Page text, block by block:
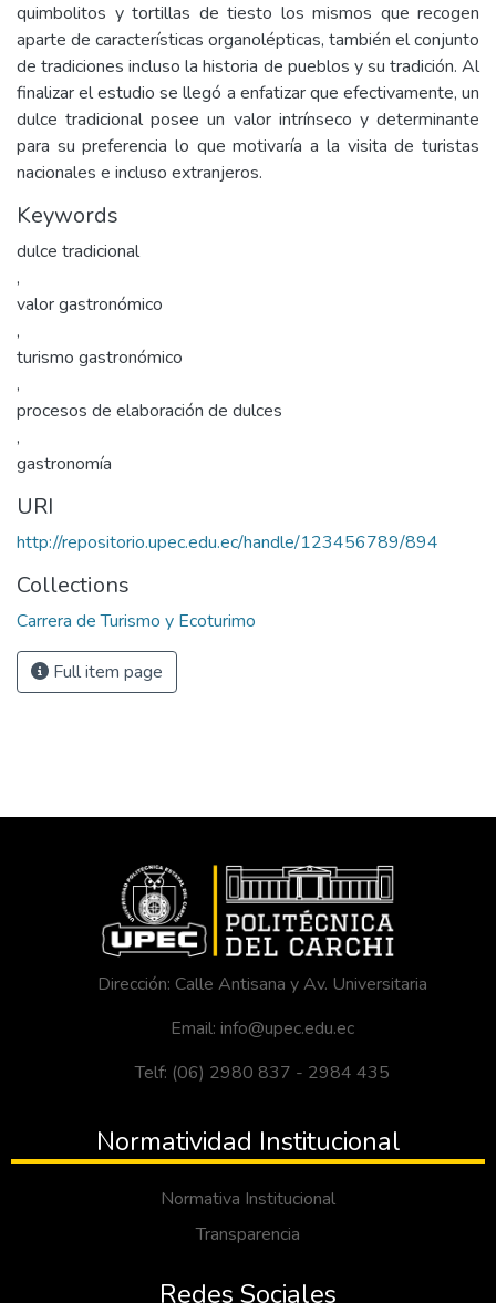
quimbolitos y tortillas de tiesto los mismos que recogen
aparte de características organolépticas, también el conjunto
de tradiciones incluso la historia de pueblos y su tradición. Al
finalizar el estudio se llegó a enfatizar que efectivamente, un
dulce tradicional posee un valor intrínseco y determinante
para su preferencia lo que motivaría a la visita de turistas
nacionales e incluso extranjeros.
Keywords
dulce tradicional
,
valor gastronómico
,
turismo gastronómico
,
procesos de elaboración de dulces
,
gastronomía
URI
http://repositorio.upec.edu.ec/handle/123456789/894
Collections
Carrera de Turismo y Ecoturimo
Full item page
Dirección: Calle Antisana y Av. Universitaria
Email: info@upec.edu.ec
Telf: (06) 2980 837 - 2984 435
Normatividad Institucional
Normativa Institucional
Transparencia
Redes Sociales